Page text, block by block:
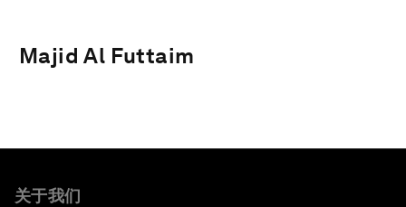
Majid Al Futtaim
关于我们